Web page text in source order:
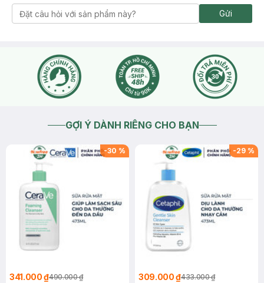
Gửi
GỢI Ý DÀNH RIÊNG CHO BẠN
-30 %
341.000 ₫490.000 ₫
-29 %
309.000 ₫433.000 ₫